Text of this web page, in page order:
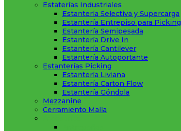
Estaterías Industriales
Estantería Selectiva y Supercarga
Estantería Entrepiso para Picking
Estantería Semipesada
Estantería Drive In
Estantería Cantilever
Estantería Autoportante
Estanterías Picking
Estantería Liviana
Estantería Carton Flow
Estantería Góndola
Mezzanine
Cerramiento Malla